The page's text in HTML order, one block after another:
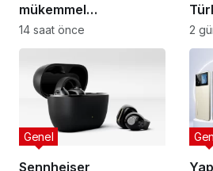
mükemmel
tamamlayıcısı: Logitech
aksesuar koleksiyonu
14 saat önce 2
Sennheiser
Genel